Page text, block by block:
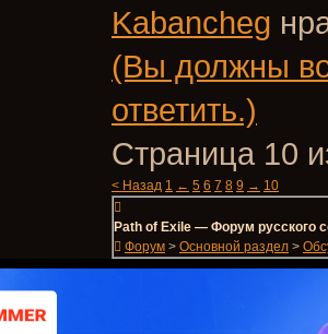
Kabancheg
(Вы должны
ответить.)
Страница 10
< Назад 1 ← 5 6 7 8 9 → 10
Path of Exile — Форум русского
Форум > Основной раздел >